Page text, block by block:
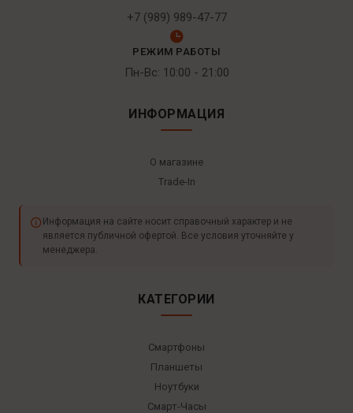
+7 (989) 989-47-77
РЕЖИМ РАБОТЫ
Пн-Вс: 10:00 - 21:00
ИНФОРМАЦИЯ
О магазине
Trade-In
Информация на сайте носит справочный характер и не
является публичной офертой. Все условия уточняйте у
менеджера.
КАТЕГОРИИ
Смартфоны
Планшеты
Ноутбуки
Смарт-Часы